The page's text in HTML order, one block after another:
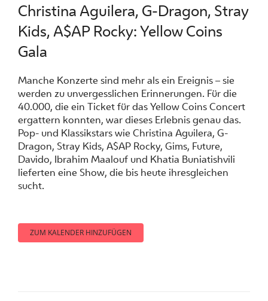
Christina Aguilera, G-Dragon, Stray
Kids, A$AP Rocky: Yellow Coins
Gala
Manche Konzerte sind mehr als ein Ereignis – sie
werden zu unvergesslichen Erinnerungen. Für die
40.000, die ein Ticket für das Yellow Coins Concert
ergattern konnten, war dieses Erlebnis genau das.
Pop- und Klassikstars wie Christina Aguilera, G-
Dragon, Stray Kids, A$AP Rocky, Gims, Future,
Davido, Ibrahim Maalouf und Khatia Buniatishvili
lieferten eine Show, die bis heute ihresgleichen
sucht.
ZUM KALENDER HINZUFÜGEN